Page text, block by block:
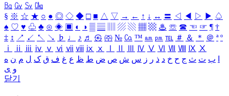
㏃ ㏉ ㏜ ㏆
§ ※ ☆ ★ ○ ● ◎ ◇ ◆ □ ■ △ ▽ → ← ↑ ↓ ↔ 〓 ◁ ◀ ▷ ▶ ♤
♠ ♡ ♥ ♧ ♣ ⊙ ◈ ▣ ◐ ◑ ▒ ▤ ▨ ▧ ▦ ▩ ♨ ☏ ☎ ☜ ☞ ¶ †
‡ ↕ ↗ ↙ ↖ ↘ ♭ ♩ ♪ ♬ ㉿ ㈜ № ㏇ ™ ㏂ ㏘ ℡ ＃ ＆ ＊ ＠ ª º
ⅰ
ⅱ ⅲ ⅳ ⅴ ⅵ ⅶ ⅷ ⅸ ⅹ Ⅳ Ⅴ Ⅵ Ⅶ Ⅷ Ⅸ Ⅹ
ب ت ث ج ح خ د ذ ر ز س ش ص ض ط ظ ع غ ف ق ک ل م ن ه
و ی
닫기